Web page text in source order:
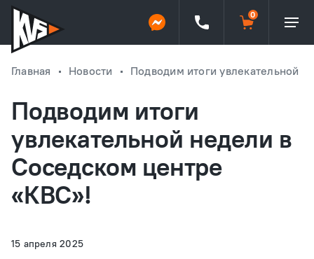
Главная Новости Подводим итоги увлекательной
Подводим итоги
увлекательной недели в
Соседском центре
«КВС»!
15 апреля 2025